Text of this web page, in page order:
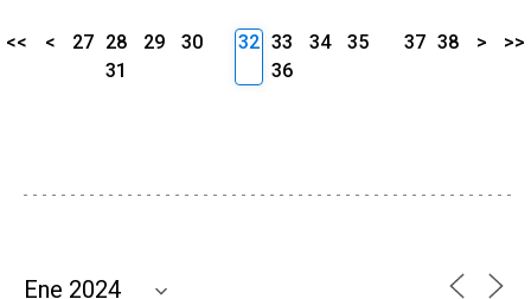
<< < 27 28 29
30
31
32 33 34
35
36
37 38 > >>